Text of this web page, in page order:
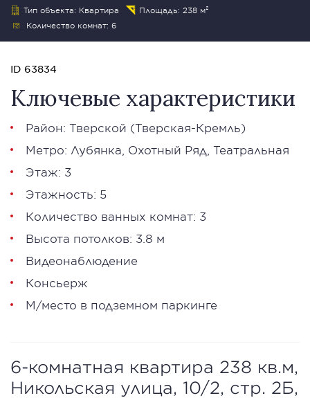
Тип объекта: Квартира
Площадь: 238 м²
Количество комнат: 6
ID 63834
Ключевые характеристики
Район: Тверской (Тверская-Кремль)
Метро: Лубянка Охотный Ряд Театральная
Этаж: 3
Этажность: 5
Количество ванных комнат: 3
Высота потолков: 3.8 м
Видеонаблюдение
Консьерж
М/место в подземном паркинге
6-комнатная квартира 238 кв.м,
Никольская улица, 10/2, стр. 2Б,